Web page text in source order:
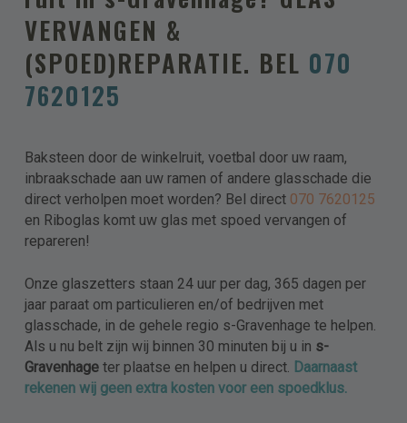
Woonplaats
E-mailadres
Levering
Ophalen
Bezorgen
Aanvullende informatie
Verdieping?
VERVANGEN &
(SPOED)REPARATIE. BEL 070
7620125
Baksteen door de winkelruit, voetbal door uw raam,
inbraakschade aan uw ramen of andere glasschade die
direct verholpen moet worden? Bel direct 070 7620125
en Riboglas komt uw glas met spoed vervangen of
repareren!
Onze glaszetters staan 24 uur per dag, 365 dagen per
jaar paraat om particulieren en/of bedrijven met
glasschade, in de gehele regio s-Gravenhage te helpen.
Als u nu belt zijn wij binnen 30 minuten bij u in s-
Gravenhageter plaatse en helpen u direct. Daarnaast
rekenen wij geen extra kosten voor een spoedklus.